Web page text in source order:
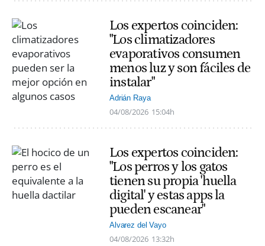
Los expertos coinciden:
"Los climatizadores
evaporativos consumen
menos luz y son fáciles de
instalar"
Adrián Raya
04/08/2026 15:04h
Los expertos coinciden:
"Los perros y los gatos
tienen su propia 'huella
digital' y estas apps la
pueden escanear"
Alvarez del Vayo
04/08/2026 13:32h